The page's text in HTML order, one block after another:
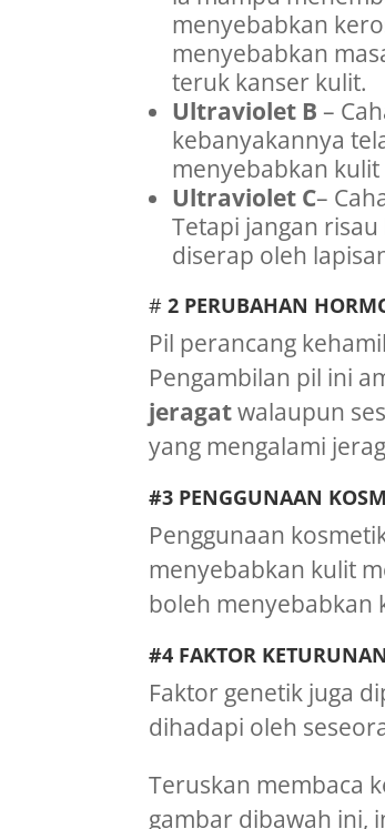
menyebabkan
menyebabkan
teruk kanser kulit.
Ultraviolet B –
kebanyakannya
menyebabkan
Ultraviolet C–
Tetapi jangan
diserap oleh
#2 PERUBAHAN
Pil perancang
Pengambilan pil ini
jeragatwalaupun
yang mengalami
#3 PENGGUNAAN
Penggunaan
menyebabkan kulit
boleh menyebabkan
#4 FAKTOR KETURUNAN
Faktor genetik juga
dihadapi oleh
Teruskan membaca
gambar dibawah ini,